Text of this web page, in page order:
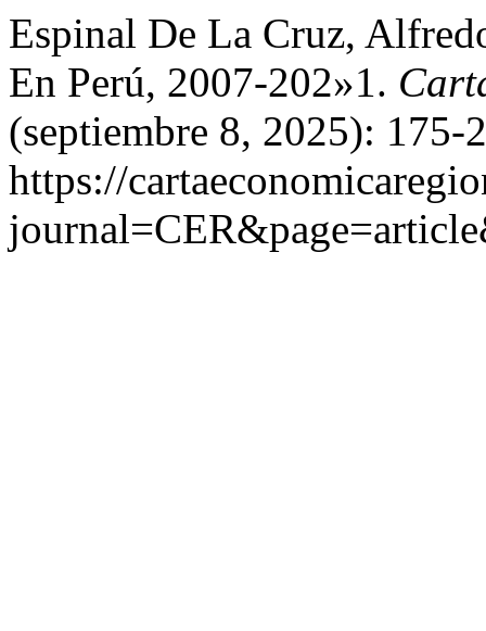
Espinal De La Cruz,
En Perú, 2007-202»1.
(septiembre 8, 2025): 175-
https://